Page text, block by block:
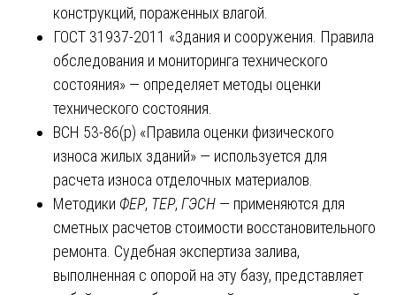
конструкций, пораженных влагой.
ГОСТ 31937-2011 «Здания и сооружения. Правила
обследования и мониторинга технического
состояния» — определяет методы оценки
технического состояния.
ВСН 53-86(р) «Правила оценки физического
износа жилых зданий» — используется для
расчета износа отделочных материалов.
Методики ФЕР, ТЕР, ГЭСН — применяются для
сметных расчетов стоимости восстановительного
ремонта. Судебная экспертиза залива,
выполненная с опорой на эту базу, представляет